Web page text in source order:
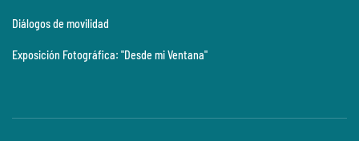
Diálogos de movilidad
Exposición Fotográfica: "Desde mi Ventana"